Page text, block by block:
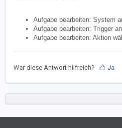
Aufgabe bearbeiten: System
Aufgabe bearbeiten: Trigger
Aufgabe bearbeiten: Aktion
War diese Antwort hilfreich? Ja